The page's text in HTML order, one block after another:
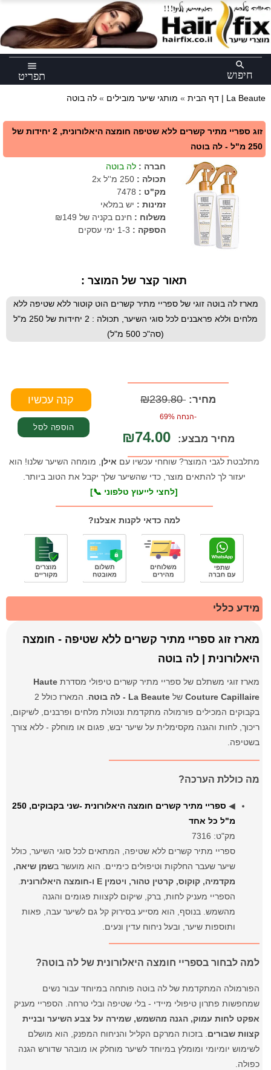
menu
תפריט
search
חיפוש
דף הבית » מותגי שיער מובילים » לה בוטה | La Beaute
זוג ספריי מתיר קשרים ללא שטיפה חומצה היאלורונית, 2 יחידות של
250 מ"ל - לה בוטה
חברה : לה בוטה
תכולה : 250 מ''ל 2x
מק"ט :
7478
זמינות : יש במלאי
משלוח : חינם בקניה של ₪149
הספקה : 1-3 ימי עסקים
תאור קצר של המוצר :
מארז לה בוטה זוגי של ספריי מתיר קשרים הוט קוטור ללא שטיפה ללא
מלחים וללא פראבנים לכל סוגי השיער, תכולה : 2 יחידות של 250 מ"ל
(סה"כ 500 מ"ל)
מחיר: ₪239.80
-הנחה 69%
מחיר מבצע: ₪74.00
מתלבטת לגבי המוצר? שוחחי עכשיו עם אילן , מומחה השיער שלנו! הוא
יעזור לך להתאים מוצר, כדי שהשיער שלך יקבל את הטוב ביותר.
[לחצי לייעוץ טלפוני 📞]
למה כדאי לקנות אצלנו?
מידע כללי
מארז זוג ספריי מתיר קשרים ללא שטיפה - חומצה
היאלורונית | לה בוטה
מארז זוגי משתלם של ספריי מתיר קשרים טיפולי מסדרתHaute
Couture Capillaire שלLa Beaute - לה בוטה
. המארז כולל 2
בקבוקים המכילים פורמולה מתקדמת ונטולת מלחים ופרבנים, לשיקום,
ריכוך, לחות והגנה מקסימלית על שיער יבש, פגום או מוחלק - ללא צורך
בשטיפה.
מה כוללת הערכה?
◀
ספריי מתיר קשרים חומצה היאלורונית -שני בקבוקים, 250
מ"ל כל אחד
מק"ט: 7316
ספריי מתיר קשרים ללא שטיפה, המתאים לכל סוגי השיער, כולל
שיער שעבר החלקות וטיפולים כימיים. הוא מועשר בשמן שיאה,
מקדמיה, קוקוס, קרטין טהור, ויטמין E ו-חומצה היאלורונית
הספריי מעניק לחות, ברק, שיקום לקצוות פגומים והגנה
מהשמש. בנוסף, הוא מסייע בסירוק קל גם לשיער עבה, פאות
ותוספות שיער, ובעל ניחוח עדין ונעים.
למה לבחור בספריי חומצה היאלורונית של לה בוטה?
הפורמולה המתקדמת של לה בוטה פותחה במיוחד עבור נשים
שמחפשות פתרון טיפולי מיידי - בלי שטיפה ובלי טרחה. הספריי מעניק
אפקט לחות עמוק, הגנה מהשמש, שמירה על צבע השיער ובניית
קצוות שבורים. בזכות המרקם הקליל והניחוח המפנק, הוא מושלם
לשימוש יומיומי ומומלץ במיוחד לשיער מוחלק או מובהר שדורש הגנה
כפולה.
×